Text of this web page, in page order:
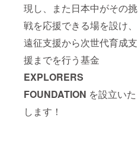
現し、また日本中がその挑
戦を応援できる場を設け、
遠征支援から次世代育成支
援までを行う基金
EXPLORERS
FOUNDATION を設立いた
します！